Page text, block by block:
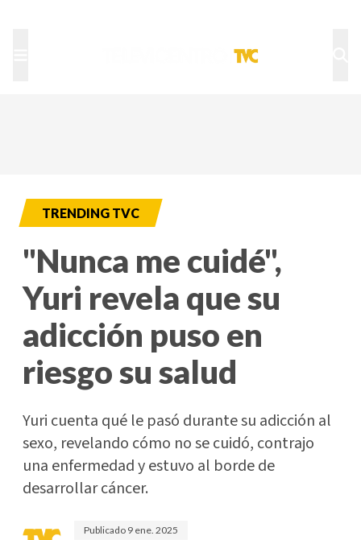
TRENDING TVC
"Nunca me cuidé",
Yuri revela que su
adicción puso en
riesgo su salud
Yuri cuenta qué le pasó durante su adicción al
sexo, revelando cómo no se cuidó, contrajo
una enfermedad y estuvo al borde de
desarrollar cáncer.
Publicado 9 ene. 2025